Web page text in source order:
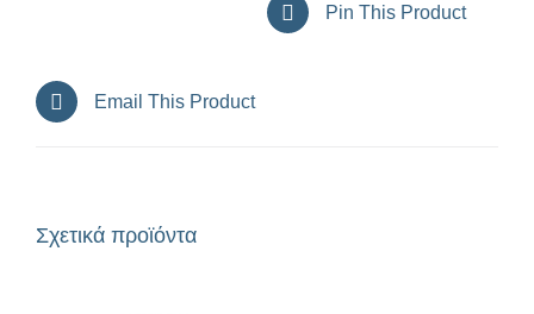
Pin This Product
Email This Product
Σχετικά προϊόντα